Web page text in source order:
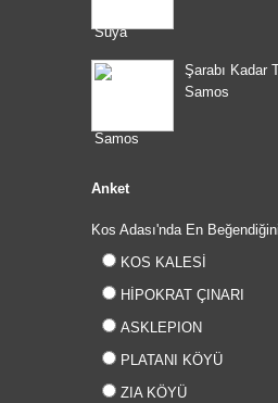
Şarabı Kadar
Samos
Anket
Kos Adası'nda En
KOS KALESİ
HİPOKRAT ÇINARI
ASKLEPION
PLATANI KÖYÜ
ZIA KÖYÜ